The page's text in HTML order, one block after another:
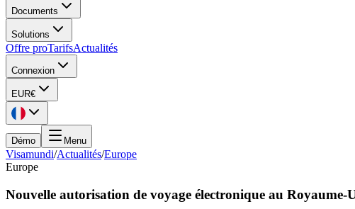
Documents
Solutions
Offre proTarifsActualités
Connexion
EUR€
Démo Menu
Visamundi/Actualités/Europe
Europe
Nouvelle autorisation de voyage électronique au Royaume-